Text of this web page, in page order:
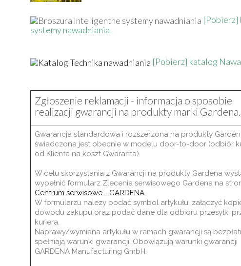
[Pobierz]
systemy nawadniania
[Pobierz] katalog
Zgłoszenie reklamacji - informacja o sposobie
realizacji gwarancji na produkty marki Gardena.
Gwarancja standardowa i rozszerzona na produkty
świadczona jest obecnie w modelu door-to-door (odbiór
od Klienta na koszt Gwaranta).
W celu skorzystania z Gwarancji na produkty Gardena
wypełnić formularz Zlecenia serwisowego Gardena na
Centrum serwisowe - GARDENA
W formularzu nalezy podać symbol artykułu, załączyć
dowodu zakupu oraz podać dane dla odbioru przesyłki
kuriera.
Naprawy/wymiana artykułu w ramach gwarancji są
spełniają warunki gwarancji. Obowiązują warunki gwarancji
GARDENA Manufacturing GmbH.